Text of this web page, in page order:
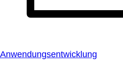
Anwendungsentwicklung